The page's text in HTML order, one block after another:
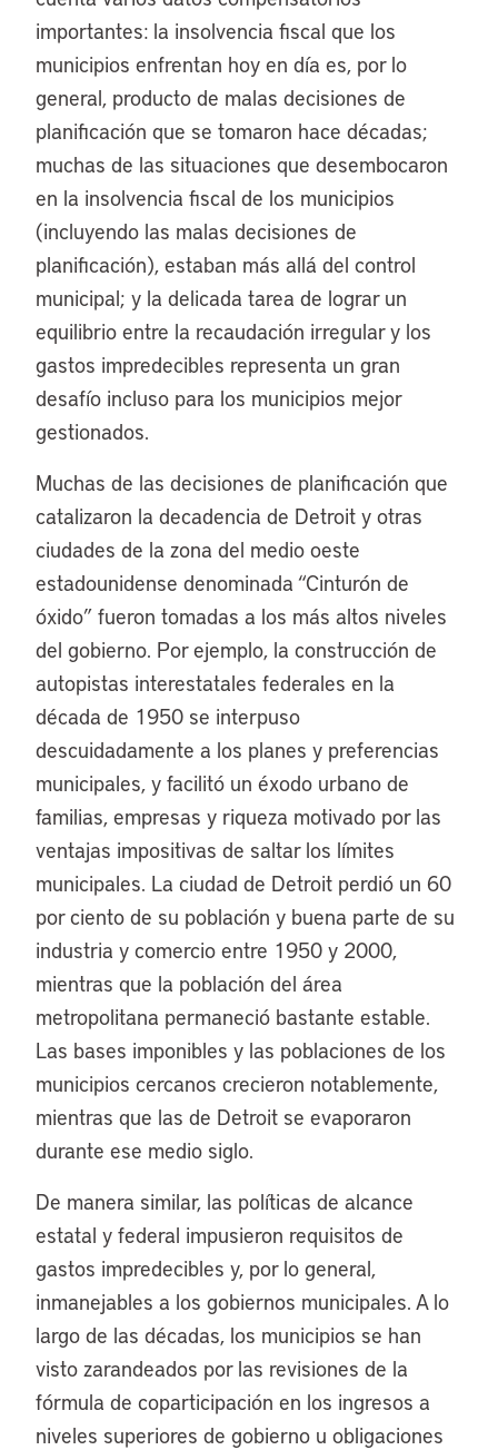
importantes: la insolvencia fiscal que los
municipios enfrentan hoy en día es, por lo
general, producto de malas decisiones de
planificación que se tomaron hace décadas;
muchas de las situaciones que desembocaron
en la insolvencia fiscal de los municipios
(incluyendo las malas decisiones de
planificación), estaban más allá del control
municipal; y la delicada tarea de lograr un
equilibrio entre la recaudación irregular y los
gastos impredecibles representa un gran
desafío incluso para los municipios mejor
gestionados.
Muchas de las decisiones de planificación que
catalizaron la decadencia de Detroit y otras
ciudades de la zona del medio oeste
estadounidense denominada “Cinturón de
óxido” fueron tomadas a los más altos niveles
del gobierno. Por ejemplo, la construcción de
autopistas interestatales federales en la
década de 1950 se interpuso
descuidadamente a los planes y preferencias
municipales, y facilitó un éxodo urbano de
familias, empresas y riqueza motivado por las
ventajas impositivas de saltar los límites
municipales. La ciudad de Detroit perdió un 60
por ciento de su población y buena parte de su
industria y comercio entre 1950 y 2000,
mientras que la población del área
metropolitana permaneció bastante estable.
Las bases imponibles y las poblaciones de los
municipios cercanos crecieron notablemente,
mientras que las de Detroit se evaporaron
durante ese medio siglo.
De manera similar, las políticas de alcance
estatal y federal impusieron requisitos de
gastos impredecibles y, por lo general,
inmanejables a los gobiernos municipales. A lo
largo de las décadas, los municipios se han
visto zarandeados por las revisiones de la
fórmula de coparticipación en los ingresos a
niveles superiores de gobierno u obligaciones